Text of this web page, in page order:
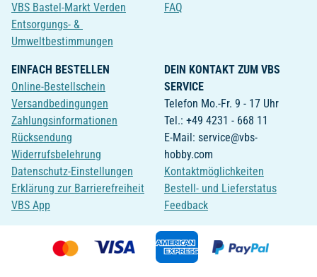
VBS Bastel-Markt Verden
Entsorgungs- &
Umweltbestimmungen
FAQ
EINFACH BESTELLEN
Online-Bestellschein
Versandbedingungen
Zahlungsinformationen
Rücksendung
Widerrufsbelehrung
Datenschutz-Einstellungen
Erklärung zur Barrierefreiheit
VBS App
DEIN KONTAKT ZUM VBS
SERVICE
Telefon Mo.-Fr. 9 - 17 Uhr
Tel.: +49 4231 - 668 11
E-Mail: service@vbs-
hobby.com
Kontaktmöglichkeiten
Bestell- und Lieferstatus
Feedback